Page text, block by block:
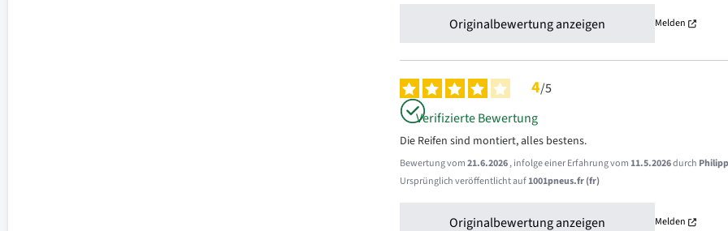
Originalbewertung anzeigen Melden
4/5
Verifizierte Bewertung
Die Reifen sind montiert, alles bestens.
Bewertung vom21.6.2026, infolge einer Erfahrung vom11.5.2026durch
Ursprünglich veröffentlicht auf1001pneus.fr (fr)
Originalbewertung anzeigen Melden